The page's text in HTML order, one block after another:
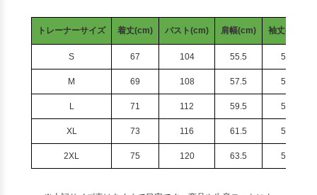
トレーナーサイズ 着丈(cm) バスト(cm) 肩幅(cm) 袖丈(cm)
S 67 104 55.5 50
M 69 108 57.5 51
L 71 112 59.5 52
XL 73 116 61.5 53
2XL 75 120 63.5 54